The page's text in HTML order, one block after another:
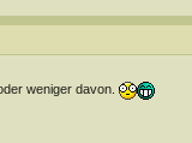
weniger davon.